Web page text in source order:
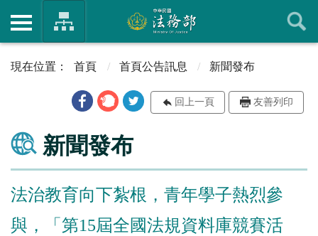
首頁 首頁公告訊息 新聞發布
回上一頁 友善列印
新聞發布
法治教育向下紮根，青年學子熱烈參
與，「第15屆全國法規資料庫競賽活